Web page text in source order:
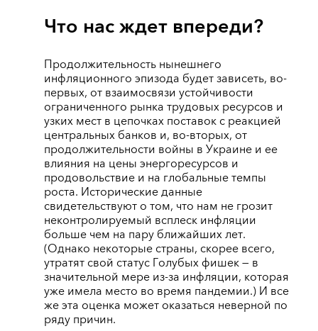
Что нас ждет впереди?
Продолжительность нынешнего
инфляционного эпизода будет зависеть, во-
первых, от взаимосвязи устойчивости
ограниченного рынка трудовых ресурсов и
узких мест в цепочках поставок с реакцией
центральных банков и, во-вторых, от
продолжительности войны в Украине и ее
влияния на цены энергоресурсов и
продовольствие и на глобальные темпы
роста. Исторические данные
свидетельствуют о том, что нам не грозит
неконтролируемый всплеск инфляции
больше чем на пару ближайших лет.
(Однако некоторые страны, скорее всего,
утратят свой статус Голубых фишек — в
значительной мере из-за инфляции, которая
уже имела место во время пандемии.) И все
же эта оценка может оказаться неверной по
ряду причин.